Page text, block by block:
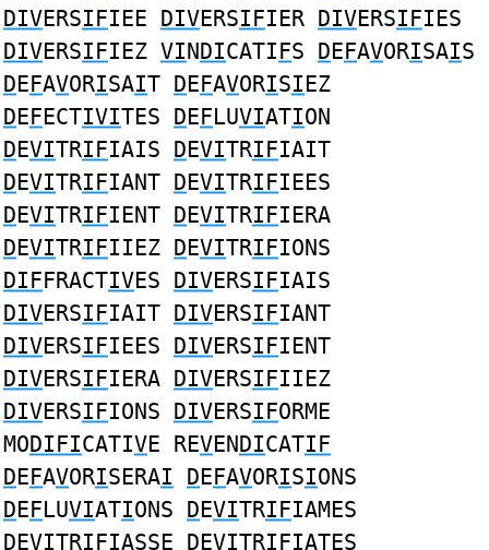
DIVERSIFIEE DIVERSIFIER DIVERSIFIES
DIVERSIFIEZ VINDICATIFS DEFAVORISAIS
DEFAVORISAIT DEFAVORISIEZ
DEFECTIVITES DEFLUVIATION
DEVITRIFIAIS DEVITRIFIAIT
DEVITRIFIANT DEVITRIFIEES
DEVITRIFIENT DEVITRIFIERA
DEVITRIFIIEZ DEVITRIFIONS
DIFFRACTIVES DIVERSIFIAIS
DIVERSIFIAIT DIVERSIFIANT
DIVERSIFIEES DIVERSIFIENT
DIVERSIFIERA DIVERSIFIIEZ
DIVERSIFIONS DIVERSIFORME
MODIFICATIVE REVENDICATIF
DEFAVORISERAI DEFAVORISIONS
DEFLUVIATIONS DEVITRIFIAMES
DEVITRIFIASSE DEVITRIFIATES